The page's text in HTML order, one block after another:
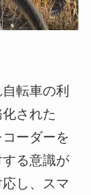
転車の利
された
ーダーを
る意識が
し、スマ